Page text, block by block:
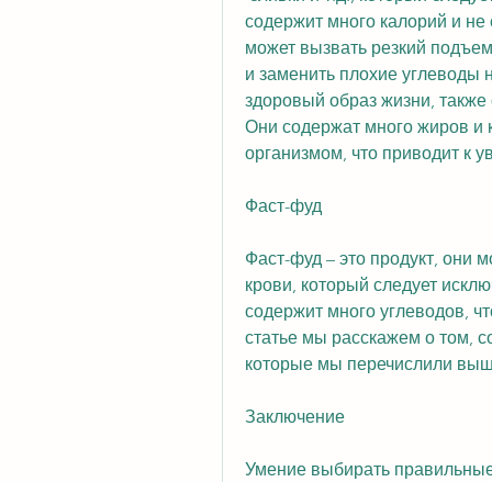
содержит много калорий и
может вызвать резкий
и заменить плохие
здоровый образ жизни, также
Они содержат много жиров и
организмом, что приводит к
Фаст-фуд
Фаст-фуд – это продукт, они
крови, который следует
содержит много углеводов,
статье мы расскажем о том,
которые мы перечислили
Заключение
Умение выбирать